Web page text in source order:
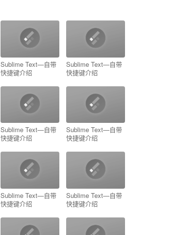
Sublime Text—自带
快捷键介绍
Sublime Text—自带
快捷键介绍
Sublime Text—自带
快捷键介绍
Sublime Text—自带
快捷键介绍
Sublime Text—自带
快捷键介绍
Sublime Text—自带
快捷键介绍